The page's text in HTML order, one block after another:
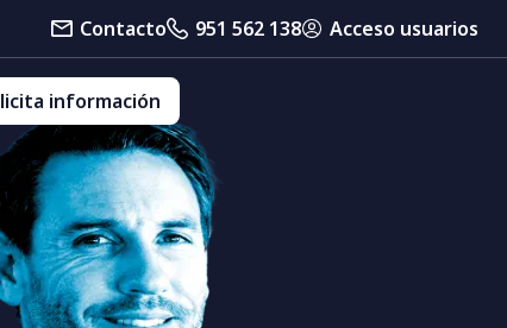
Contacto 951 562 138 Acceso usuarios
información